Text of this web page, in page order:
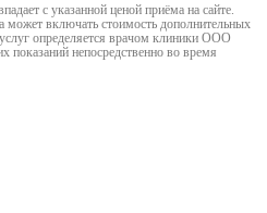
с указанной ценой приёма на сайте.
может включать стоимость дополнительных
определяется врачом клиники ООО
показаний непосредственно во время